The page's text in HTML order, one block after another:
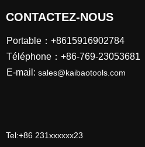
CONTACTEZ-NOUS
Portable：+8615916902784
Téléphone：+86-769-23053681
E-mail: sales@kaibaotools.com
Tel:+86 231xxxxxx23